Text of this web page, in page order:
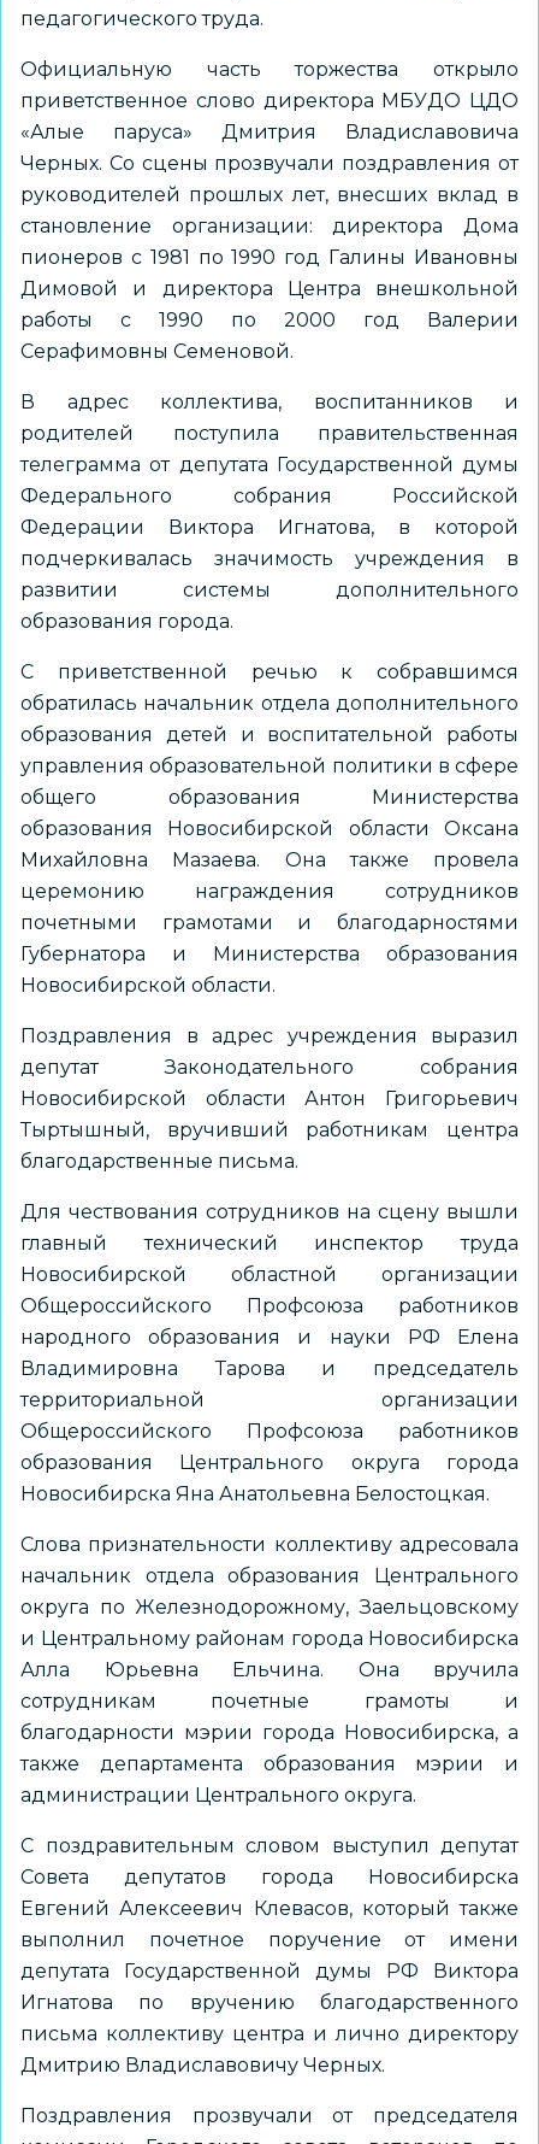
педагогического труда.
Официальную часть торжества открыло
приветственное слово директора МБУДО ЦДО
«Алые паруса» Дмитрия Владиславовича
Черных. Со сцены прозвучали поздравления от
руководителей прошлых лет, внесших вклад в
становление организации: директора Дома
пионеров с 1981 по 1990 год Галины Ивановны
Димовой и директора Центра внешкольной
работы с 1990 по 2000 год Валерии
Серафимовны Семеновой.
В адрес коллектива, воспитанников и
родителей поступила правительственная
телеграмма от депутата Государственной думы
Федерального собрания Российской
Федерации Виктора Игнатова, в которой
подчеркивалась значимость учреждения в
развитии системы дополнительного
образования города.
С приветственной речью к собравшимся
обратилась начальник отдела дополнительного
образования детей и воспитательной работы
управления образовательной политики в сфере
общего образования Министерства
образования Новосибирской области Оксана
Михайловна Мазаева. Она также провела
церемонию награждения сотрудников
почетными грамотами и благодарностями
Губернатора и Министерства образования
Новосибирской области.
Поздравления в адрес учреждения выразил
депутат Законодательного собрания
Новосибирской области Антон Григорьевич
Тыртышный, вручивший работникам центра
благодарственные письма.
Для чествования сотрудников на сцену вышли
главный технический инспектор труда
Новосибирской областной организации
Общероссийского Профсоюза работников
народного образования и науки РФ Елена
Владимировна Тарова и председатель
территориальной организации
Общероссийского Профсоюза работников
образования Центрального округа города
Новосибирска Яна Анатольевна Белостоцкая.
Слова признательности коллективу адресовала
начальник отдела образования Центрального
округа по Железнодорожному, Заельцовскому
и Центральному районам города Новосибирска
Алла Юрьевна Ельчина. Она вручила
сотрудникам почетные грамоты и
благодарности мэрии города Новосибирска, а
также департамента образования мэрии и
администрации Центрального округа.
С поздравительным словом выступил депутат
Совета депутатов города Новосибирска
Евгений Алексеевич Клевасов, который также
выполнил почетное поручение от имени
депутата Государственной думы РФ Виктора
Игнатова по вручению благодарственного
письма коллективу центра и лично директору
Дмитрию Владиславовичу Черных.
Поздравления прозвучали от председателя